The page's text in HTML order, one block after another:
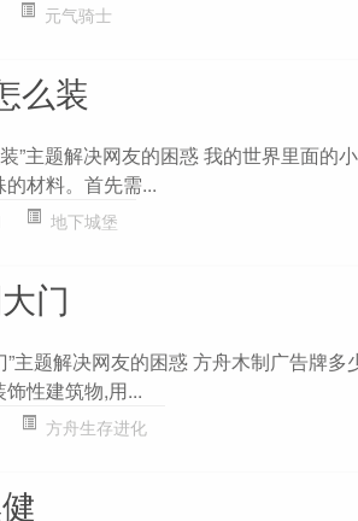
元气骑士
么装
”主题解决网友的困惑 我的世界里面的
材料。首先需...
地下城堡
门
主题解决网友的困惑 方舟木制广告牌
性建筑物,用...
方舟生存进化